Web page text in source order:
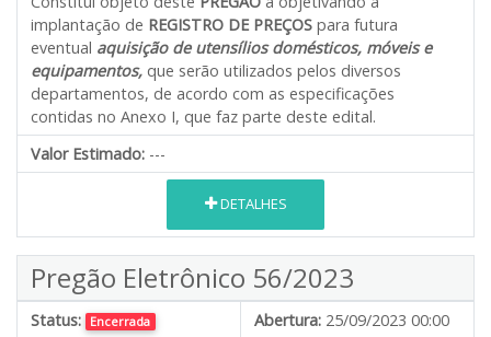
implantação de REGISTRO DE PREÇOS para futura
eventual aquisição de utensílios domésticos, móveis e
equipamentos, que serão utilizados pelos diversos
departamentos, de acordo com as especificações
contidas no Anexo I, que faz parte deste edital.
Valor Estimado: ---
DETALHES
Pregão Eletrônico 56/2023
Status: Encerrada Abertura: 25/09/2023 00:00